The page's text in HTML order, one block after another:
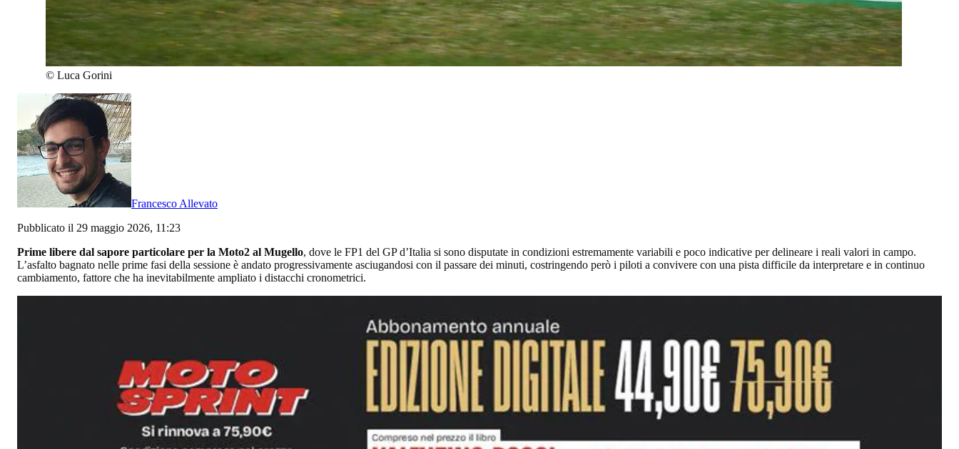
© Luca Gorini
Francesco Allevato
Pubblicato il 29 maggio 2026, 11:23
Prime libere dal sapore particolare per la Moto2 al Mugello, dove le FP1 del GP d’Italia si sono disputate in condizioni estremamente variabili e poco indicative per delineare i reali valori in campo.
L’asfalto bagnato nelle prime fasi della sessione è andato progressivamente asciugandosi con il passare dei minuti, costringendo però i piloti a convivere con una pista difficile da interpretare e in continuo
cambiamento, fattore che ha inevitabilmente ampliato i distacchi cronometrici.